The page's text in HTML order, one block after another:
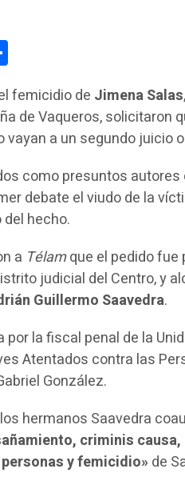
femicidio de Jimena Salas
de Vaqueros, solicitaron
a un segundo juicio
como presuntos autores
debate el viudo de la
hecho.
a Télamque el pedido
judicial del Centro, y
Guillermo Saavedra.
la fiscal penal de la
Atentados contra las
González.
hermanos Saavedra
criminis
y femicidio»de